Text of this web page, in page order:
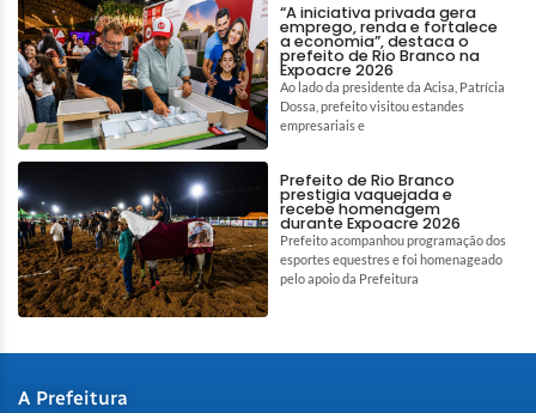
“A iniciativa privada gera
emprego, renda e fortalece
a economia”, destaca o
prefeito de Rio Branco na
Expoacre 2026
Ao lado da presidente da Acisa, Patrícia
Dossa, prefeito visitou estandes
empresariais e
Prefeito de Rio Branco
prestigia vaquejada e
recebe homenagem
durante Expoacre 2026
Prefeito acompanhou programação dos
esportes equestres e foi homenageado
pelo apoio da Prefeitura
A Prefeitura